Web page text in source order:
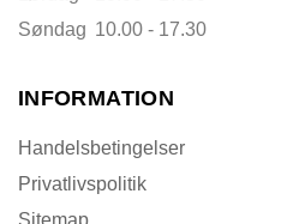
Søndag 10.00 - 17.30
INFORMATION
Handelsbetingelser
Privatlivspolitik
Sitemap